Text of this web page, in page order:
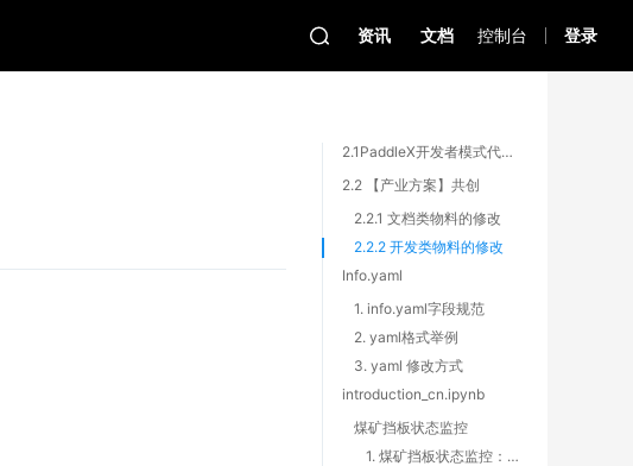
资讯 文档 控制台 登录
2.1PaddleX开发者模式代码&文档
2.2 【产业方案】共创
2.2.1 文档类物料的修改
2.2.2 开发类物料的修改
Info.yaml
1. info.yaml字段规范
2. yaml格式举例
3. yaml 修改方式
introduction_cn.ipynb
煤矿挡板状态监控
1. 煤矿挡板状态监控：算法效果